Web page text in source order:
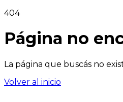
404
Página no
La página que buscás no
Volver al inicio